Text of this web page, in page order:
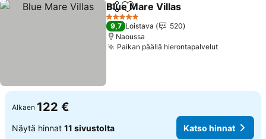
Jaa Lisää suosikkeihin
Blue Mare Villas
5 Tähtiluokitus
9,7 Loistava
520
Naoussa
Paikan päällä hierontapalvelut
Alkaen 122 €
Näytä hinnat 11 sivustolta Katso hinnat